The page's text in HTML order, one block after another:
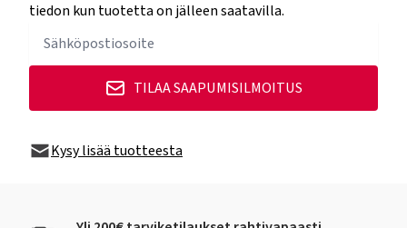
tiedon kun tuotetta on jälleen saatavilla.
TILAA SAAPUMISILMOITUS
Kysy lisää tuotteesta